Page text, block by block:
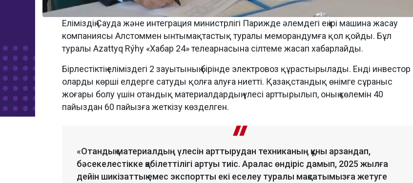
Еліміздің Сауда және интеграция министрлігі Парижде әлемдегі ең ірі машина жасау
компаниясы Алстоммен ынтымақтастық туралы меморандумға қол қойды. Бұл
туралы Azattyq Rýhy «Хабар 24» телеарнасына сілтеме жасап хабарлайды.
Бірлестіктің еліміздегі 2 зауытының бірінде электровоз құрастырылады. Енді инвестор
оларды көрші елдерге сатуды қолға алуға ниетті. Қазақстандық өнімге сұраныс
жоғары болу үшін отандық материалдардың үлесі арттырылып, оның көлемін 40
пайыздан 60 пайызға жеткізу көзделген.
«Отандық материалдың үлесін арттырудан техниканың құны арзандап,
бәсекелестікке қабілеттілігі артуы тиіс. Аралас өндіріс дамып, 2025 жылға
дейін шикізаттық емес экспортты екі еселеу туралы мақсатымызға жетуге